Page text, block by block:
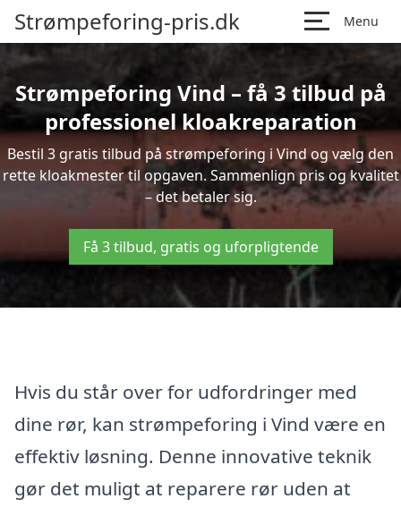
Strømpeforing-pris.dk Menu
Strømpeforing Vind – få 3 tilbud på
professionel kloakreparation
Bestil 3 gratis tilbud på strømpeforing i Vind og vælg den
rette kloakmester til opgaven. Sammenlign pris og kvalitet
– det betaler sig.
Få 3 tilbud, gratis og uforpligtende
Hvis du står over for udfordringer med
dine rør, kan strømpeforing i Vind være en
effektiv løsning. Denne innovative teknik
gør det muligt at reparere rør uden at